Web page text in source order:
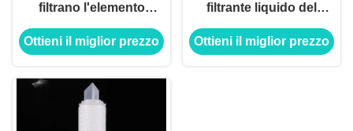
filtrano l'elemento
della cartuccia per il
sistema di
acque del RO
Ottieni il miglior prezzo
filtrante liquido del
depuratore di acqua
industriale per
Ottieni il miglior prezzo